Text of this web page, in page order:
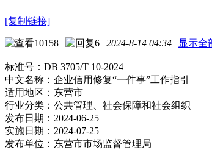
[复制链接]
10158 | 6 | 2024-8-14 04:34 | 显示全
标准号： DB 3705/T 10-2024
中文名称： 企业信用修复“一件事”工作指引
适用地区： 东营市
行业分类： 公共管理、社会保障和社会组织
发布日期： 2024-06-25
实施日期： 2024-07-25
发布单位： 东营市市场监督管理局